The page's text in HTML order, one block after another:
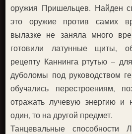
оружия Пришельцев. Найден
это оружие против самих
вылазке не заняла много
готовили латунные щиты,
рецепту Каннинга ртутью –
дуболомы под руководством
обучались перестроениям,
отражать лучевую энергию и
один, то на другой предмет.
Танцевальные